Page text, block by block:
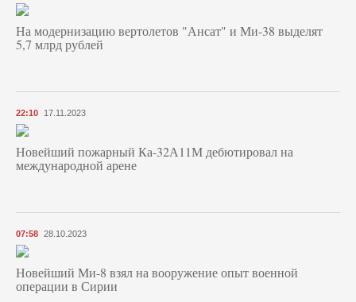
На модернизацию вертолетов "Ансат" и Ми-38 выделят
5,7 млрд рублей
22:10 17.11.2023
Новейший пожарный Ка-32А11М дебютировал на
международной арене
07:58 28.10.2023
Новейший Ми-8 взял на вооружение опыт военной
операции в Сирии